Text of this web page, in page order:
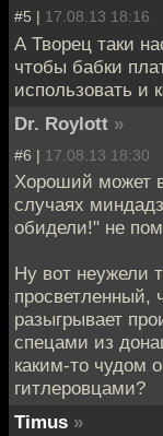
#5 | 17.08.13 18:16
А Творец таки
чтобы бабки
использовать и
Dr. Roylott »
#6 | 17.08.13 18:30
Хороший может
случаях
обидели!" не
Ну вот неужели
просветленный,
разыгрывает
спецами из
каким-то чудом
гитлеровцами?
Timus »